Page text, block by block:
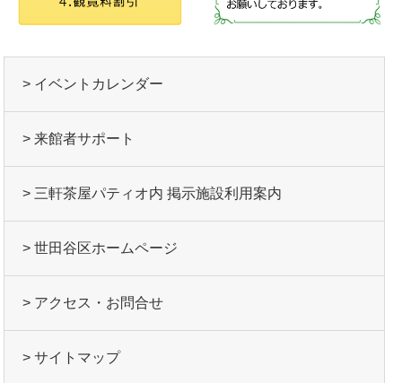
> イベントカレンダー
> 来館者サポート
> 三軒茶屋パティオ内 掲示施設利用案内
> 世田谷区ホームページ
> アクセス・お問合せ
> サイトマップ